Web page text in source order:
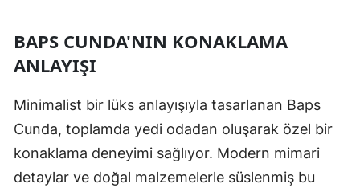
BAPS CUNDA'NIN KONAKLAMA
ANLAYIŞI
Minimalist bir lüks anlayışıyla tasarlanan Baps
Cunda, toplamda yedi odadan oluşarak özel bir
konaklama deneyimi sağlıyor. Modern mimari
detaylar ve doğal malzemelerle süslenmiş bu